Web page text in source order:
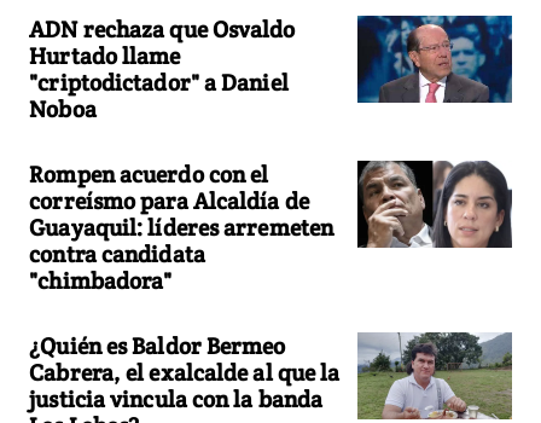
ADN rechaza que Osvaldo
Hurtado llame
"criptodictador" a Daniel
Noboa
Rompen acuerdo con el
correísmo para Alcaldía de
Guayaquil: líderes arremeten
contra candidata
"chimbadora"
¿Quién es Baldor Bermeo
Cabrera, el exalcalde al que la
justicia vincula con la banda